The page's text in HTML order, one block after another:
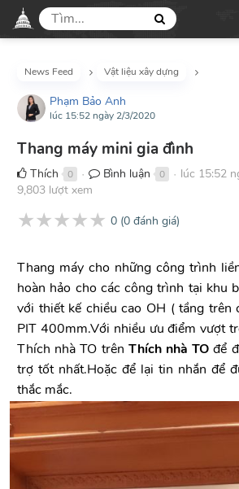
News Feed Vật liệu xây dựng
Phạm Bảo Anh
lúc 15:52 ngày 2/3/2020
Thang máy mini gia đình
Thích 0 ● Bình luận 0 ● lúc 15:52
9,803 lượt xem
★★★★★ 0 (0 đánh giá)
Thang máy cho những công trình
hoàn hảo cho các công trình tại khu
với thiết kế chiều cao OH ( tầng trên
PIT 400mm.Với nhiều ưu điểm vượt
Thích nhà TO trên Thích nhà TO để
trợ tốt nhất.Hoặc để lại tin nhắn để
thắc mắc.